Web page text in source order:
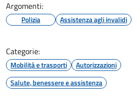
Argomenti:
Polizia Assistenza agli invalidi
Categorie:
Mobilità e trasporti
Autorizzazioni
Salute, benessere e assistenza